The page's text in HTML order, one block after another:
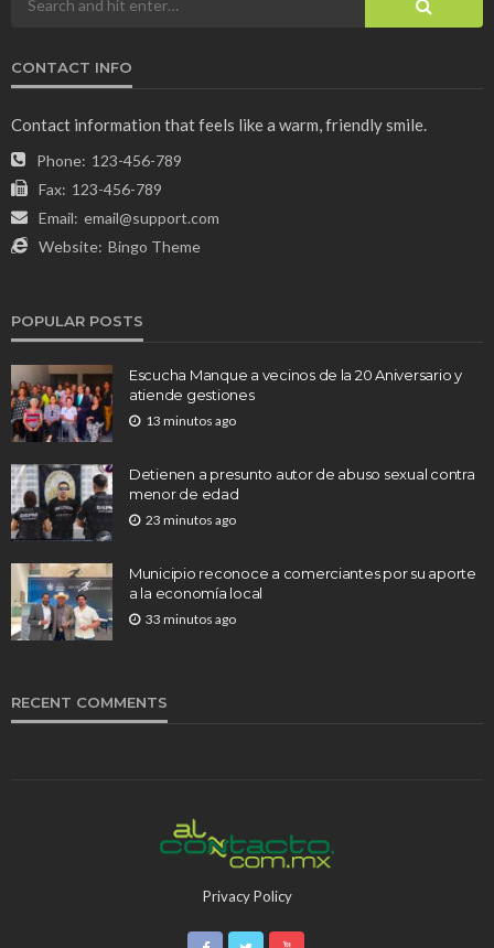
CONTACT INFO
Contact information that feels like a warm, friendly smile.
Phone: 123-456-789
Fax: 123-456-789
Email: email@support.com
Website: Bingo Theme
POPULAR POSTS
Escucha Manque a vecinos de la 20 Aniversario y
atiende gestiones
13 minutos ago
Detienen a presunto autor de abuso sexual contra
menor de edad
23 minutos ago
Municipio reconoce a comerciantes por su aporte
a la economía local
33 minutos ago
RECENT COMMENTS
Privacy Policy